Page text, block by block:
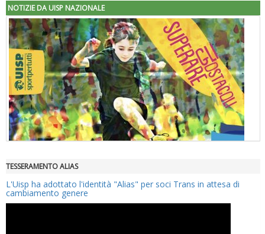
NOTIZIE DA UISP NAZIONALE
"Superare gli ostacoli": la relazione di Tiziano Pesce al CN Uisp
TESSERAMENTO ALIAS
L'Uisp ha adottato l'identità "Alias" per soci Trans in attesa di
cambiamento genere